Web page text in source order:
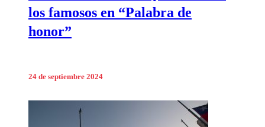
los famosos en “Palabra de
honor”
24 de septiembre 2024